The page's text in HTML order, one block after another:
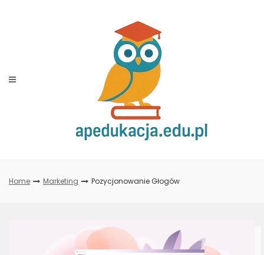
Home Marketing Pozycjonowanie Głogów